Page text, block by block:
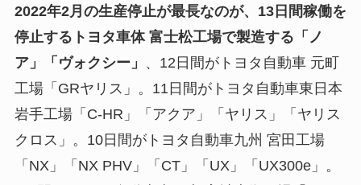
2022年2月の生産停止が最長なのが、13日間稼働を
停止するトヨタ車体 富士松工場で製造する「ノ
ア」「ヴォクシー」 、12日間がトヨタ自動車 元町
工場「GRヤリス」。11日間がトヨタ自動車東日本
岩手工場「C-HR」「アクア」「ヤリス」「ヤリス
クロス」。10日間がトヨタ自動車九州 宮田工場
「NX」「NX PHV」「CT」「UX」「UX300e」。